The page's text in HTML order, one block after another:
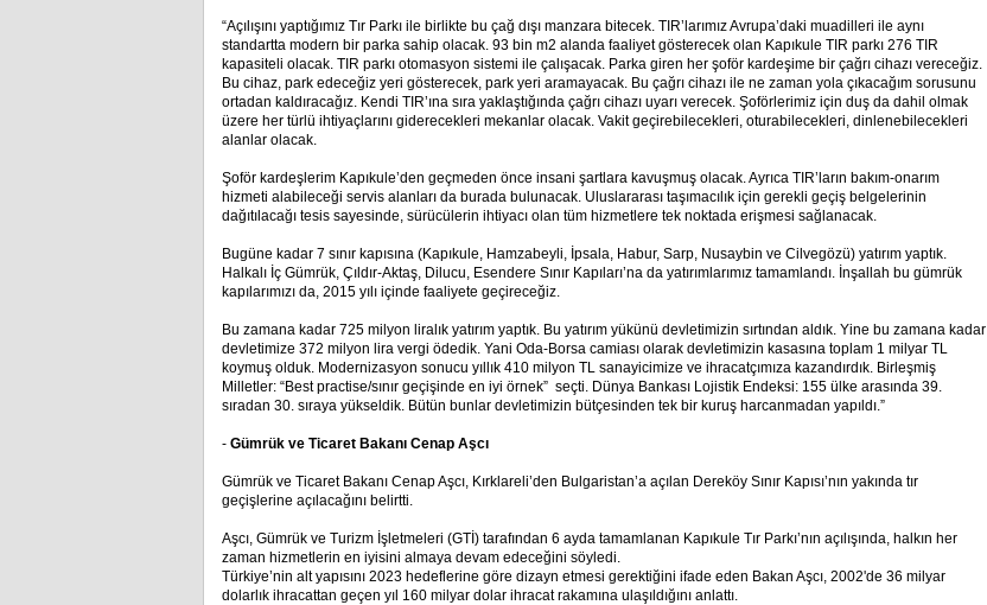
“Açılışını yaptığımız Tır Parkı ile birlikte bu çağ dışı manzara bitecek. TIR’larımız Avrupa’daki muadilleri ile aynı
standartta modern bir parka sahip olacak. 93 bin m2 alanda faaliyet gösterecek olan Kapıkule TIR parkı 276 TIR
kapasiteli olacak. TIR parkı otomasyon sistemi ile çalışacak. Parka giren her şoför kardeşime bir çağrı cihazı vereceğiz.
Bu cihaz, park edeceğiz yeri gösterecek, park yeri aramayacak. Bu çağrı cihazı ile ne zaman yola çıkacağım sorusunu
ortadan kaldıracağız. Kendi TIR’ına sıra yaklaştığında çağrı cihazı uyarı verecek. Şoförlerimiz için duş da dahil olmak
üzere her türlü ihtiyaçlarını giderecekleri mekanlar olacak. Vakit geçirebilecekleri, oturabilecekleri, dinlenebilecekleri
alanlar olacak.
Şoför kardeşlerim Kapıkule’den geçmeden önce insani şartlara kavuşmuş olacak. Ayrıca TIR’ların bakım-onarım
hizmeti alabileceği servis alanları da burada bulunacak. Uluslararası taşımacılık için gerekli geçiş belgelerinin
dağıtılacağı tesis sayesinde, sürücülerin ihtiyacı olan tüm hizmetlere tek noktada erişmesi sağlanacak.
Bugüne kadar 7 sınır kapısına (Kapıkule, Hamzabeyli, İpsala, Habur, Sarp, Nusaybin ve Cilvegözü) yatırım yaptık.
Halkalı İç Gümrük, Çıldır-Aktaş, Dilucu, Esendere Sınır Kapıları’na da yatırımlarımız tamamlandı. İnşallah bu gümrük
kapılarımızı da, 2015 yılı içinde faaliyete geçireceğiz.
Bu zamana kadar 725 milyon liralık yatırım yaptık. Bu yatırım yükünü devletimizin sırtından aldık. Yine bu zamana kadar
devletimize 372 milyon lira vergi ödedik. Yani Oda-Borsa camiası olarak devletimizin kasasına toplam 1 milyar TL
koymuş olduk. Modernizasyon sonucu yıllık 410 milyon TL sanayicimize ve ihracatçımıza kazandırdık. Birleşmiş
Milletler: “Best practise/sınır geçişinde en iyi örnek” seçti. Dünya Bankası Lojistik Endeksi: 155 ülke arasında 39.
sıradan 30. sıraya yükseldik. Bütün bunlar devletimizin bütçesinden tek bir kuruş harcanmadan yapıldı.”
- Gümrük ve Ticaret Bakanı Cenap Aşcı
Gümrük ve Ticaret Bakanı Cenap Aşcı, Kırklareli’den Bulgaristan’a açılan Dereköy Sınır Kapısı’nın yakında tır
geçişlerine açılacağını belirtti.
Aşcı, Gümrük ve Turizm İşletmeleri (GTİ) tarafından 6 ayda tamamlanan Kapıkule Tır Parkı’nın açılışında, halkın her
zaman hizmetlerin en iyisini almaya devam edeceğini söyledi.
Türkiye’nin alt yapısını 2023 hedeflerine göre dizayn etmesi gerektiğini ifade eden Bakan Aşcı, 2002'de 36 milyar
dolarlık ihracattan geçen yıl 160 milyar dolar ihracat rakamına ulaşıldığını anlattı.